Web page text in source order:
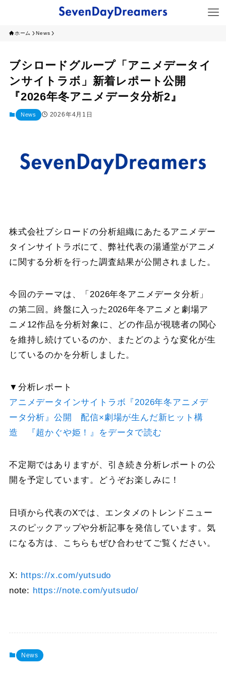
ホーム News
ブシロードグループ「アニメデータイ
ンサイトラボ」新着レポート公開
『2026年冬アニメデータ分析2』
News 2026年4月1日
株式会社ブシロードの分析組織にあたるアニメデー
タインサイトラボにて、弊社代表の湯通堂がアニメ
に関する分析を行った調査結果が公開されました。
今回のテーマは、「2026年冬アニメデータ分析」
の第二回。終盤に入った2026年冬アニメと劇場ア
ニメ12作品を分析対象に、どの作品が視聴者の関心
を維持し続けているのか、またどのような変化が生
じているのかを分析しました。
▼分析レポート
アニメデータインサイトラボ『2026年冬アニメデ
ータ分析』公開 配信×劇場が生んだ新ヒット構
造 『超かぐや姫！』をデータで読む
不定期ではありますが、引き続き分析レポートの公
開を予定しています。どうぞお楽しみに！
日頃から代表のXでは、エンタメのトレンドニュー
スのピックアップや分析記事を発信しています。気
になる方は、こちらもぜひ合わせてご覧ください。
X: https://x.com/yutsudo
note: https://note.com/yutsudo/
News